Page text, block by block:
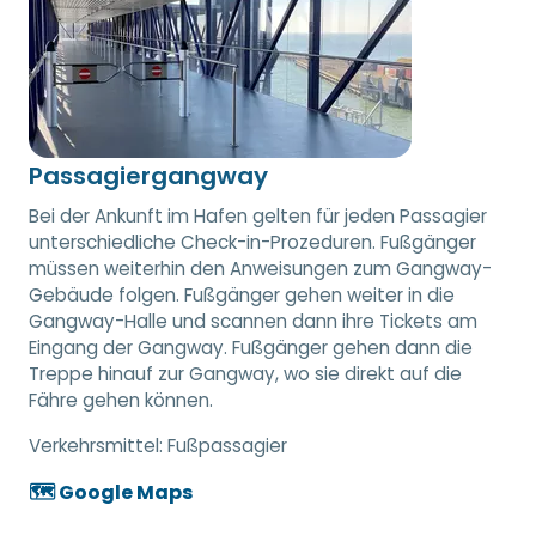
Passagiergangway
Bei der Ankunft im Hafen gelten für jeden Passagier
unterschiedliche Check-in-Prozeduren. Fußgänger
müssen weiterhin den Anweisungen zum Gangway-
Gebäude folgen. Fußgänger gehen weiter in die
Gangway-Halle und scannen dann ihre Tickets am
Eingang der Gangway. Fußgänger gehen dann die
Treppe hinauf zur Gangway, wo sie direkt auf die
Fähre gehen können.
Verkehrsmittel: Fußpassagier
🗺️ Google Maps